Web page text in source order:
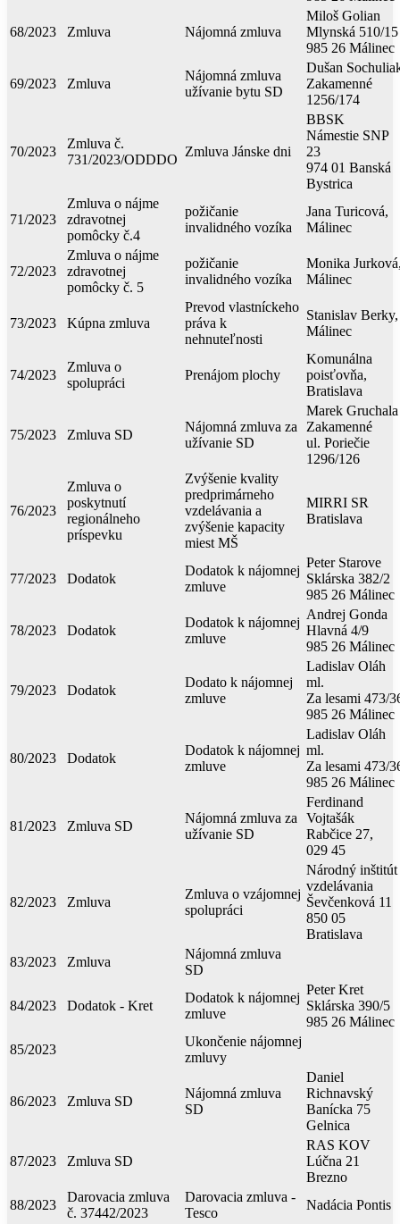
68/2023 Zmluva Nájomná zmluva
Miloš Golian
Mlynská 510/15
985 26 Málinec
69/2023 Zmluva
Nájomná zmluva
užívanie bytu SD
Dušan
Zakamenné
1256/174
70/2023
Zmluva č.
731/2023/ODDDO
Zmluva Jánske dni
BBSK
Námestie SNP
23
974 01 Banská
Bystrica
71/2023
Zmluva o nájme
zdravotnej
pomôcky č.4
požičanie
invalidného vozíka
Jana Turicová,
Málinec
72/2023
Zmluva o nájme
zdravotnej
pomôcky č. 5
požičanie
invalidného vozíka
Monika
Málinec
73/2023 Kúpna zmluva
Prevod vlastníckeho
práva k
nehnuteľnosti
Stanislav Berky,
Málinec
74/2023
Zmluva o
spolupráci
Prenájom plochy
Komunálna
poisťovňa,
Bratislava
75/2023 Zmluva SD
Nájomná zmluva za
užívanie SD
Marek Gruchala
Zakamenné
ul. Poriečie
1296/126
76/2023
Zmluva o
poskytnutí
regionálneho
príspevku
Zvýšenie kvality
predprimárneho
vzdelávania a
zvýšenie kapacity
miest MŠ
MIRRI SR
Bratislava
77/2023 Dodatok
Dodatok k nájomnej
zmluve
Peter Starove
Sklárska 382/2
985 26 Málinec
78/2023 Dodatok
Dodatok k nájomnej
zmluve
Andrej Gonda
Hlavná 4/9
985 26 Málinec
79/2023 Dodatok
Dodato k nájomnej
zmluve
Ladislav Oláh
ml.
Za lesami 473/
985 26 Málinec
80/2023 Dodatok
Dodatok k nájomnej
zmluve
Ladislav Oláh
ml.
Za lesami 473/
985 26 Málinec
81/2023 Zmluva SD
Nájomná zmluva za
užívanie SD
Ferdinand
Vojtašák
Rabčice 27,
029 45
82/2023 Zmluva
Zmluva o vzájomnej
spolupráci
Národný inštitút
vzdelávania
Ševčenková 11
850 05
Bratislava
83/2023
Zmluva
Nájomná zmluva
SD
84/2023 Dodatok - Kret
Dodatok k nájomnej
zmluve
Peter Kret
Sklárska 390/5
985 26 Málinec
85/2023
Ukončenie nájomnej
zmluvy
86/2023 Zmluva SD
Nájomná zmluva
SD
Daniel
Richnavský
Banícka 75
Gelnica
87/2023 Zmluva SD
RAS KOV
Lúčna 21
Brezno
88/2023
Darovacia zmluva
č. 37442/2023
Darovacia zmluva -
Tesco
Nadácia Pontis